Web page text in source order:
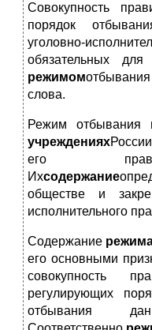
Совокупность
порядок
уголовно-
обязательных для
режимом
слова.
Режим отбывания
учреждениях
его
Ихсодержание
обществе и
исполнительного
Содержание
его основными
совокупность
регулирующих
отбывания